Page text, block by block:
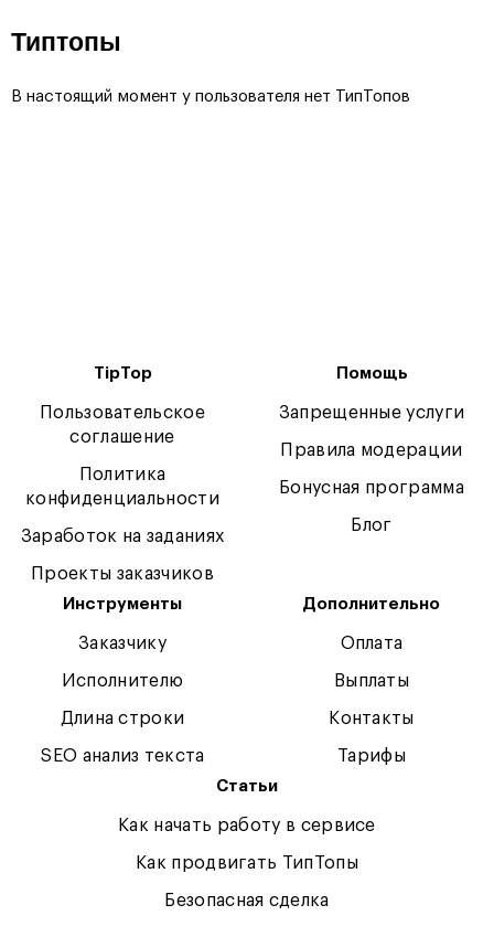
Типтопы
В настоящий момент у пользователя нет ТипТопов
TipTop
Пользовательское
соглашение
Политика
конфиденциальности
Заработок на заданиях
Проекты заказчиков
Помощь
Запрещенные услуги
Правила модерации
Бонусная программа
Блог
Инструменты
Заказчику
Исполнителю
Длина строки
SEO анализ текста
Дополнительно
Оплата
Выплаты
Контакты
Тарифы
Статьи
Как начать работу в сервисе
Как продвигать ТипТопы
Безопасная сделка